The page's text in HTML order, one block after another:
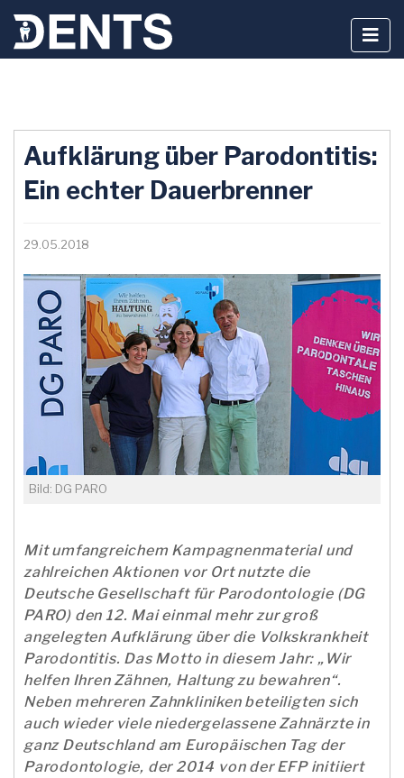
springen
Aufklärung über Parodontitis:
Ein echter Dauerbrenner
29.05.2018
Bild: DG PARO
Mit umfangreichem Kampagnenmaterial und
zahlreichen Aktionen vor Ort nutzte die
Deutsche Gesellschaft für Parodontologie (DG
PARO) den 12. Mai einmal mehr zur groß
angelegten Aufklärung über die Volkskrankheit
Parodontitis. Das Motto in diesem Jahr: „Wir
helfen Ihren Zähnen, Haltung zu bewahren“.
Neben mehreren Zahnkliniken beteiligten sich
auch wieder viele niedergelassene Zahnärzte in
ganz Deutschland am Europäischen Tag der
Parodontologie, der 2014 von der EFP initiiert